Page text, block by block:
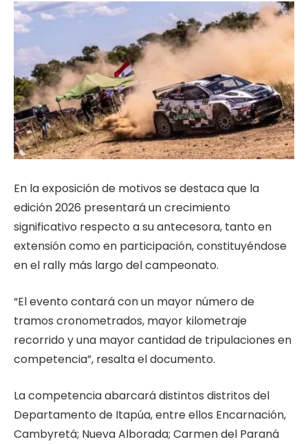
En la exposición de motivos se destaca que la
edición 2026 presentará un crecimiento
significativo respecto a su antecesora, tanto en
extensión como en participación, constituyéndose
en el rally más largo del campeonato.
“El evento contará con un mayor número de
tramos cronometrados, mayor kilometraje
recorrido y una mayor cantidad de tripulaciones en
competencia”, resalta el documento.
La competencia abarcará distintos distritos del
Departamento de Itapúa, entre ellos Encarnación,
Cambyretá; Nueva Alborada; Carmen del Paraná